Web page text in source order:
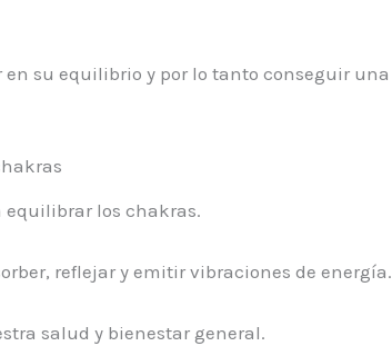
su equilibrio y por lo tanto conseguir una
equilibrar los chakras.
reflejar y emitir vibraciones de energía.
salud y bienestar general.